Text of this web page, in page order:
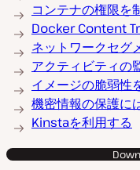
コンテナの権限を
Docker Content
ネットワークセグ
アクティビティの
イメージの脆弱性
機密情報の保護に
Kinstaを利用する